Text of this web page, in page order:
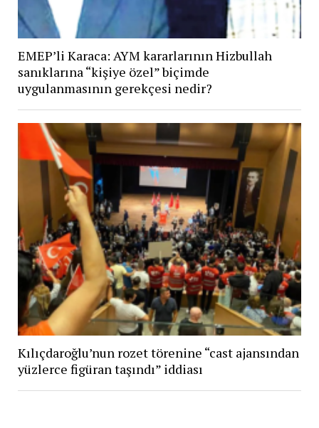
EMEP’li Karaca: AYM kararlarının Hizbullah
sanıklarına “kişiye özel” biçimde
uygulanmasının gerekçesi nedir?
Kılıçdaroğlu’nun rozet törenine “cast ajansından
yüzlerce figüran taşındı” iddiası